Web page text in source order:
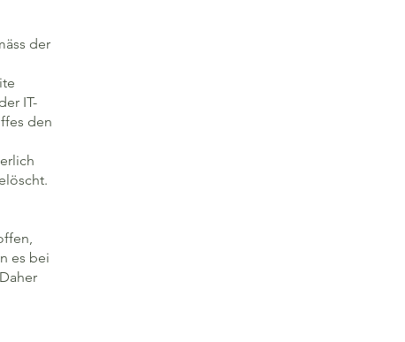
der
IT-
den
es bei